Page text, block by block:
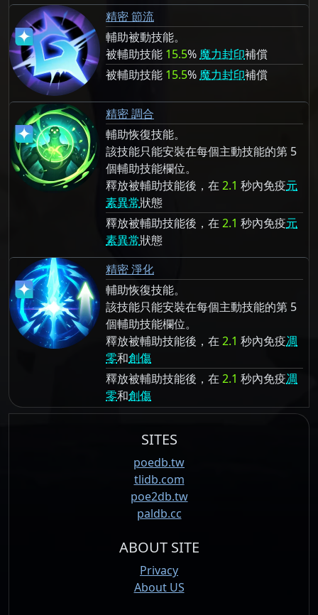
精密 節流
輔助被動技能。
被輔助技能 15.5% 魔力封印補償
被輔助技能 15.5% 魔力封印補償
精密 調合
輔助恢復技能。
該技能只能安裝在每個主動技能的第 5
個輔助技能欄位。
釋放被輔助技能後，在 2.1 秒內免疫元
素異常狀態
釋放被輔助技能後，在 2.1 秒內免疫元
素異常狀態
精密 淨化
輔助恢復技能。
該技能只能安裝在每個主動技能的第 5
個輔助技能欄位。
釋放被輔助技能後，在 2.1 秒內免疫凋
零和創傷
釋放被輔助技能後，在 2.1 秒內免疫凋
零和創傷
SITES
poedb.tw
tlidb.com
poe2db.tw
paldb.cc
ABOUT SITE
Privacy
About US